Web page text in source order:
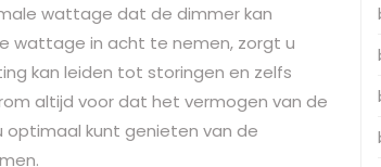
wattage dat de dimmer kan
wattage in acht te nemen, zorgt u
kan leiden tot storingen en zelfs
altijd voor dat het vermogen van de
kunt genieten van de